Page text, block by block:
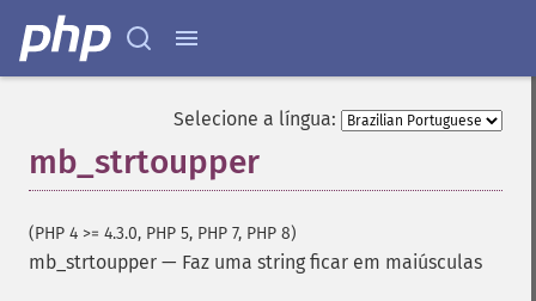
Selecione a língua:
mb_strtoupper
(PHP 4 >= 4.3.0, PHP 5, PHP 7, PHP 8)
mb_strtoupper — Faz uma string ficar em maiúsculas